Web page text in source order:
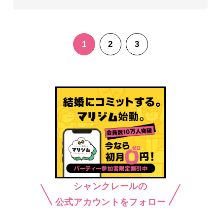
1 2 3
シャンクレールの
公式アカウントをフォロー